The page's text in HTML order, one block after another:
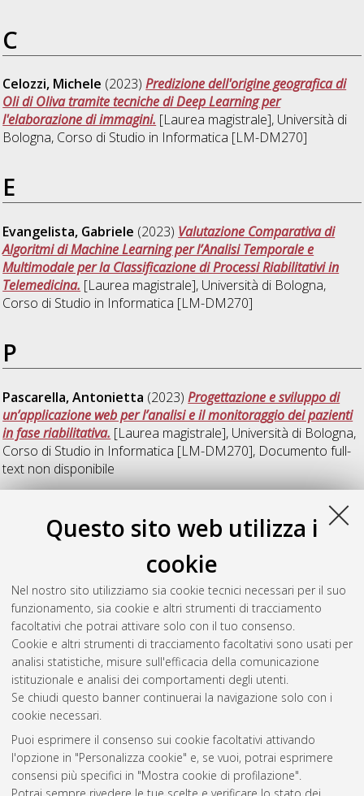
Questo sito web utilizza i
cookie
Nel nostro sito utilizziamo sia cookie tecnici necessari per il suo
funzionamento, sia cookie e altri strumenti di tracciamento
facoltativi che potrai attivare solo con il tuo consenso.
Cookie e altri strumenti di tracciamento facoltativi sono usati per
analisi statistiche, misure sull'efficacia della comunicazione
istituzionale e analisi dei comportamenti degli utenti.
Se chiudi questo banner continuerai la navigazione solo con i
cookie necessari.
Puoi esprimere il consenso sui cookie facoltativi attivando
l'opzione in "Personalizza cookie" e, se vuoi, potrai esprimere
consensi più specifici in "Mostra cookie di profilazione".
C
Celozzi, Michele (2023)Predizione dell'origine geografica di
Oli di Oliva tramite tecniche di Deep Learning per
l'elaborazione di immagini. [Laurea magistrale], Università di
Bologna, Corso di Studio in Informatica [LM-DM270]
E
Evangelista, Gabriele (2023) Valutazione Comparativa di
Algoritmi di Machine Learning per l’Analisi Temporale e
Multimodale per la Classificazione di Processi Riabilitativi in
Telemedicina. [Laurea magistrale], Università di Bologna,
Corso di Studio in Informatica [LM-DM270]
P
Pascarella, Antonietta (2023)Progettazione e sviluppo di
un’applicazione web per l’analisi e il monitoraggio dei pazienti
in fase riabilitativa. [Laurea magistrale], Università di Bologna,
Corso di Studio in Informatica [LM-DM270], Documento full-
text non disponibile
(2023)Implementazione e Valutazione di
Qualità dei Processi Riabilitativi in Telemedicina.[Laurea
magistrale], Università di Bologna, Corso di Studio in
Informatica [LM-DM270]
Questa lista e' stata generata ilThu Aug 6 09:31:24 2026
CEST
Atom
Rss 1.0